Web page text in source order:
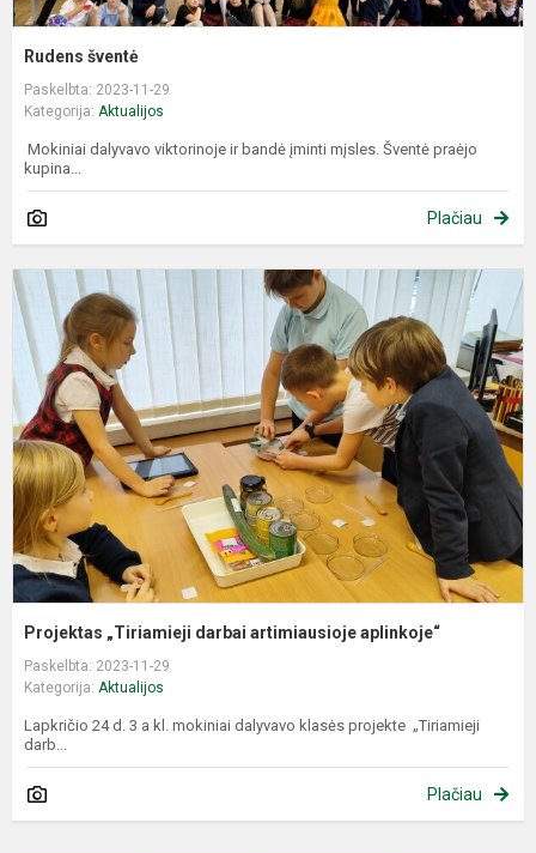
Rudens šventė
Paskelbta: 2023-11-29
Kategorija: Aktualijos
Mokiniai dalyvavo viktorinoje ir bandė įminti mįsles. Šventė praėjo
kupina...
Plačiau
Projektas „Tiriamieji darbai artimiausioje aplinkoje“
Paskelbta: 2023-11-29
Kategorija: Aktualijos
Lapkričio 24 d. 3 a kl. mokiniai dalyvavo klasės projekte „Tiriamieji
darb...
Plačiau